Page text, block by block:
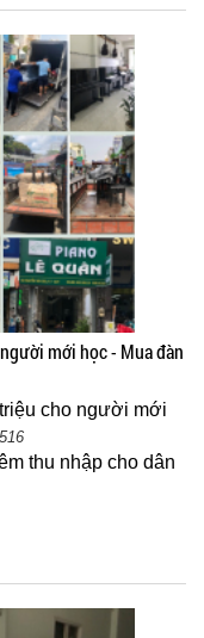
mới học - Mua đàn
cho người mới
thu nhập cho dân